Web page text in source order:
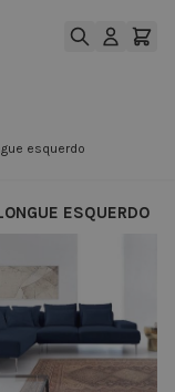
esquerdo
ESQUERDO